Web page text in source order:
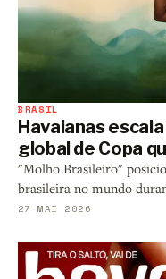
BRASIL
Havaianas
global de Copa
"Molho Brasileiro"
brasileira no mundo
27 MAI 2026